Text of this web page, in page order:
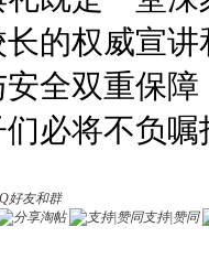
的权威宣
全双重保
们必将不负
好友和群
淘帖
支持|赞同